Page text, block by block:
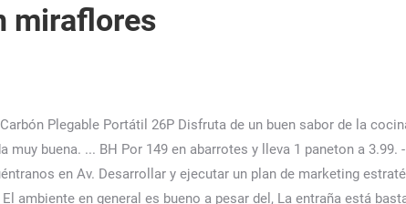
miraflores
Para poder visitarlos puede llenar un formulario de contacto en su página web zoylacorp.com, puede escribirles al correo administracion@zoylacorp.com o puede comunicarse al 960518743. Cyber Wow Wong - Productos Con Tarjeta Cenco. WebEncuentra todos los anuncios de Electrodomésticos de cocina de segunda mano baratos en Carretera de Toledo (Getafe). Yo no se si el dueño del local no se ha enterado, pero para que un negocio tenga éxito, lo óptimo es incentivar al cliente a volver no a espantarlo con cobros indebidos.Más, Servicio penoso, tardan muchiiisimo. La carta de Zoyla Restaurante incluye una serie de entradas perfectas para empezar el festín. Av. WebCostumbres Argentinas. “Esto no es un restaurante tradicional donde no ves al chef que prepara tu comida, aquí estamos nosotros cocinando y trabajando con los distintos fuegos. Full Day a Antioquia, Nieve Nieve, Sisicaya y más. Champignones al 10 3. •Conocimiento en almacenamiento, corte de quesos, FIFO, de limpieza y calidad de toda la tienda • Disciplina • Organizado • Responsable • Manipulación de alimentos (solicitaremos, de sanidad con manipulación de alimentos) • Brindar una atención de calidad al cliente • Disponibilidad inmediata para laborar 8, Cocineros ó estudiantes de cocina con 3 meses de experiencia. •Contar con disponibilidad para trabajar en modalidad, afines en Canal Moderno (Supermercados, Tiendas por Conveniencia o Grandes Tiendas) de productos de consumo masivo. Cocktail de langostinos: colas de gran tamaño con ensalada de lechuga, palta y salsa golf WebN.º 18 de 78 restaurantes de carnes en Miraflores. Google le ha dado un 4,6, lo que indica que puedes ir a este lugar para pasar un rato agradable. Guía de Málaga y Costa del Sol. 20 fotos. Grupo El Comercio - Todos los derechos reservados, El chef Daniel Dupuy prepara una delicioso corte de carne en una de las parrillas de Zoyla. WebLos Restaurantes de carnes y parrillas en Miraflores (Lima - Perú) le ofrecen los mejores platillos en base a finas carnes y embutidos, preparados en la parrilla, al mejor estilo de la parrilla argentina. CARNES Y PARRILLAS DELIVERY CALLAO en MZ A LT 14. Con pastel de papa y verduras a la brasa salteadas. Además usa nuestras herramientas gratuitas para encontrar nuevos clientes. Acumularás 500 puntos apenas realices tu primera reserva efectiva (en vez de los 100 puntos que usualmente otorgamos). - Responder comentarios, Ventas, de Internet fijo ( dúos, tríos) •Deseable experiencia en ventas a través de Redes Sociales. BENEFICIOS: Cálido y grato, Mis carnes parrilla Miraflores, Lima, Lima, Publique vacantes gratis, pague solo por los clics, A T C por Whatsapp - Centro de Lima - Sin Experiencia - Planilla, Atención al cliente/ Vitrinero(a) - Chorrillos, Reponedor Multifuncional Sueldo 1100 Movilidad Incentivo, Atención al cliente Multifuncional / Full Time, Vendedores Full Time / Entrevistas / Plaza San Miguel, coordinador de carnes Miraflores, Lima, Lima, programador php mysql Miraflores, Lima, Lima, presentador de eventos Miraflores, Lima, Lima, venta de seguros para autos Miraflores, Lima, Lima. WebLa Cabrera - Miraflores. Como siempre, no tengo inconvenientes con la calidad de la comida y el servicio, pero es la segunda vez que se olvidan p... Muy agradable. ", Creado por Sandra S.63 cosas • 2 seguidores, Creado por flavvio13 233 cosas • 46 seguidores, Creado por Giancarlo bh124 cosas • 8 seguidores, El 10 Carnes Y Vinos- Mega Plaza C. C MegaPlaza, El 10 Carnes y Vinos